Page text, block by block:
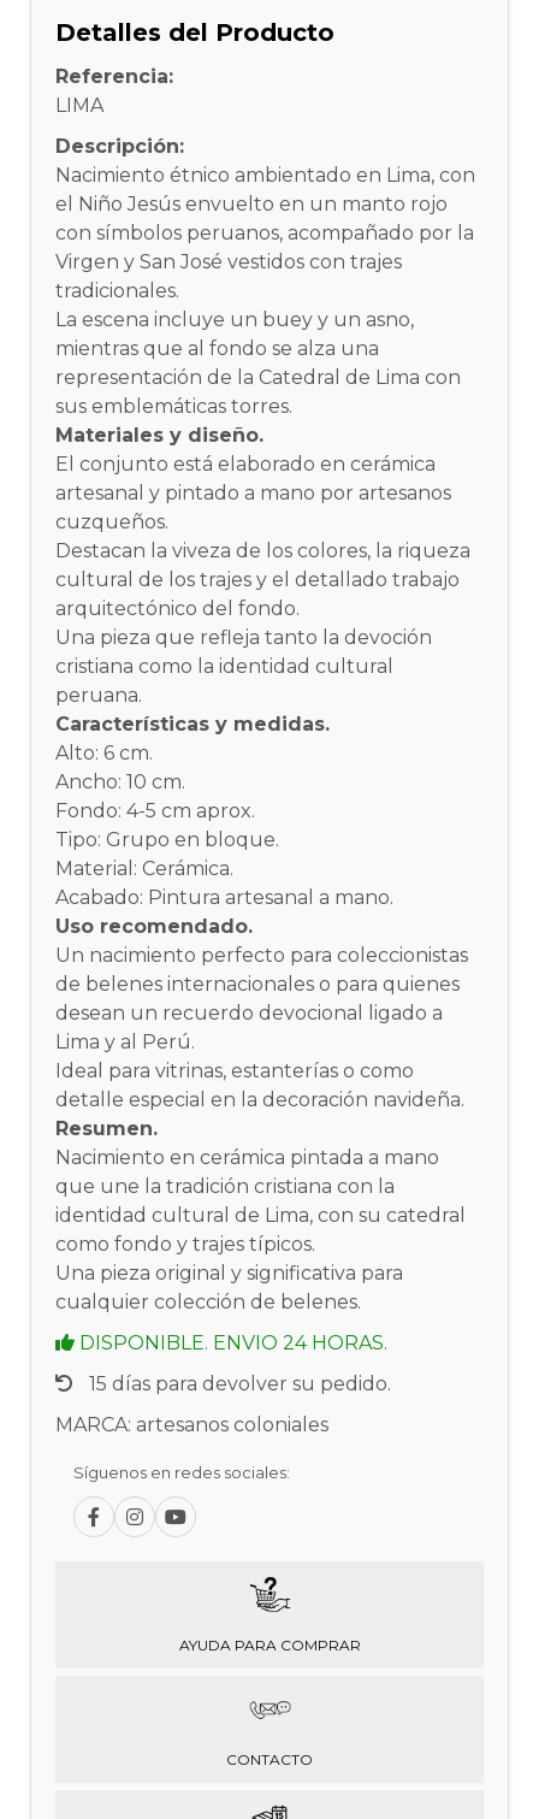
Detalles del Producto
Referencia:
LIMA
Descripción:
Nacimiento étnico ambientado en Lima, con
el Niño Jesús envuelto en un manto rojo
con símbolos peruanos, acompañado por la
Virgen y San José vestidos con trajes
tradicionales.
La escena incluye un buey y un asno,
mientras que al fondo se alza una
representación de la Catedral de Lima con
sus emblemáticas torres.
Materiales y diseño.
El conjunto está elaborado en cerámica
artesanal y pintado a mano por artesanos
cuzqueños.
Destacan la viveza de los colores, la riqueza
cultural de los trajes y el detallado trabajo
arquitectónico del fondo.
Una pieza que refleja tanto la devoción
cristiana como la identidad cultural
peruana.
Características y medidas.
Alto: 6 cm.
Ancho: 10 cm.
Fondo: 4-5 cm aprox.
Tipo: Grupo en bloque.
Material: Cerámica.
Acabado: Pintura artesanal a mano.
Uso recomendado.
Un nacimiento perfecto para coleccionistas
de belenes internacionales o para quienes
desean un recuerdo devocional ligado a
Lima y al Perú.
Ideal para vitrinas, estanterías o como
detalle especial en la decoración navideña.
Resumen.
Nacimiento en cerámica pintada a mano
que une la tradición cristiana con la
identidad cultural de Lima, con su catedral
como fondo y trajes típicos.
Una pieza original y significativa para
cualquier colección de belenes.
DISPONIBLE. ENVIO 24 HORAS.
15 días para devolver su pedido.
MARCA: artesanos coloniales
Síguenos en redes sociales:
AYUDA PARA COMPRAR
CONTACTO